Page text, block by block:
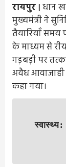
रायपुर | धान
मुख्यमंत्री ने
तैयारियाँ समय
के माध्यम से
गड़बड़ी पर
अवैध
कहा गया।